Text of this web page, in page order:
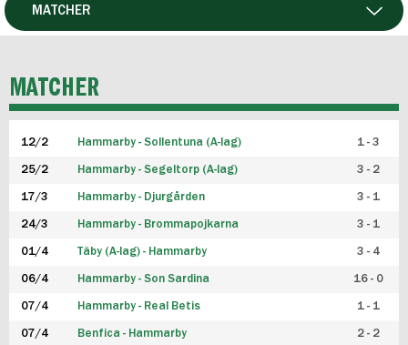
DAM
P19
F19
FUTSAL HERR
FUTSAL DAM
MATCHER
MATCHER
12/2 Hammarby - Sollentuna (A-lag) 1 - 3
25/2 Hammarby - Segeltorp (A-lag) 3 - 2
17/3 Hammarby - Djurgården 3 - 1
24/3 Hammarby - Brommapojkarna 3 - 1
01/4 Täby (A-lag) - Hammarby 3 - 4
06/4 Hammarby - Son Sardina 16 - 0
07/4 Hammarby - Real Betis 1 - 1
07/4 Benfica - Hammarby 2 - 2